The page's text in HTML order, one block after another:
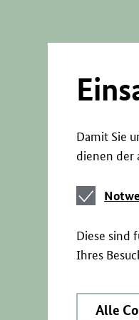
Damit Sie
dienen der
Cookies
Diese sind
Ihres
Alle